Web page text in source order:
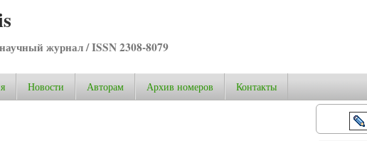
журнал / ISSN 2308-8079
Новости Авторам Архив номеров Контакты